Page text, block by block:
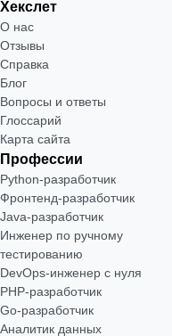
Хекслет
О нас
Отзывы
Справка
Блог
Вопросы и ответы
Глоссарий
Карта сайта
Профессии
Python-разработчик
Фронтенд-разработчик
Java-разработчик
Инженер по ручному
тестированию
DevOps-инженер с нуля
РНР-разработчик
Go-разработчик
Аналитик данных